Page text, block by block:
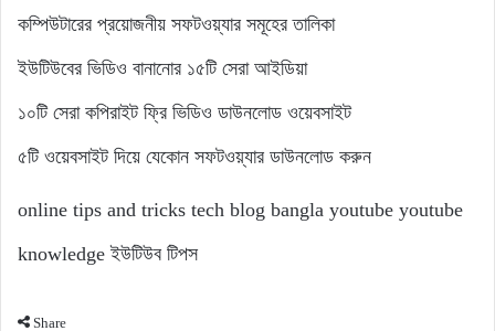
কম্পিউটারের প্রয়োজনীয় সফটওয়্যার সমূহের তালিকা
ইউটিউবের ভিডিও বানানোর ১৫টি সেরা আইডিয়া
১০টি সেরা কপিরাইট ফ্রি ভিডিও ডাউনলোড ওয়েবসাইট
৫টি ওয়েবসাইট দিয়ে যেকোন সফটওয়্যার ডাউনলোড করুন
online tips and tricks tech blog bangla youtube youtube
knowledge ইউটিউব টিপস
Share